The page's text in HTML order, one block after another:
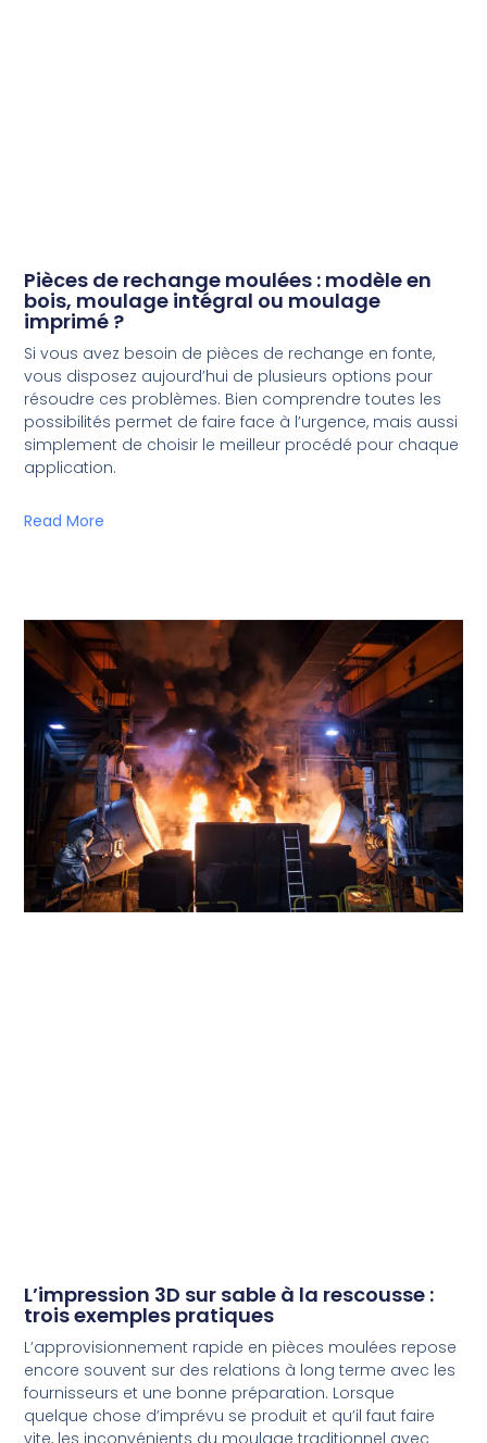
Pièces de rechange moulées : modèle en
bois, moulage intégral ou moulage
imprimé ?
Si vous avez besoin de pièces de rechange en fonte,
vous disposez aujourd’hui de plusieurs options pour
résoudre ces problèmes. Bien comprendre toutes les
possibilités permet de faire face à l’urgence, mais aussi
simplement de choisir le meilleur procédé pour chaque
application.
Read More
L’impression 3D sur sable à la rescousse :
trois exemples pratiques
L’approvisionnement rapide en pièces moulées repose
encore souvent sur des relations à long terme avec les
fournisseurs et une bonne préparation. Lorsque
quelque chose d’imprévu se produit et qu’il faut faire